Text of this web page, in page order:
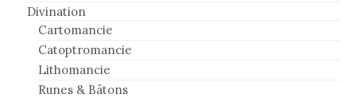
Divination
Cartomancie
Catoptromancie
Lithomancie
Runes & Bâtons